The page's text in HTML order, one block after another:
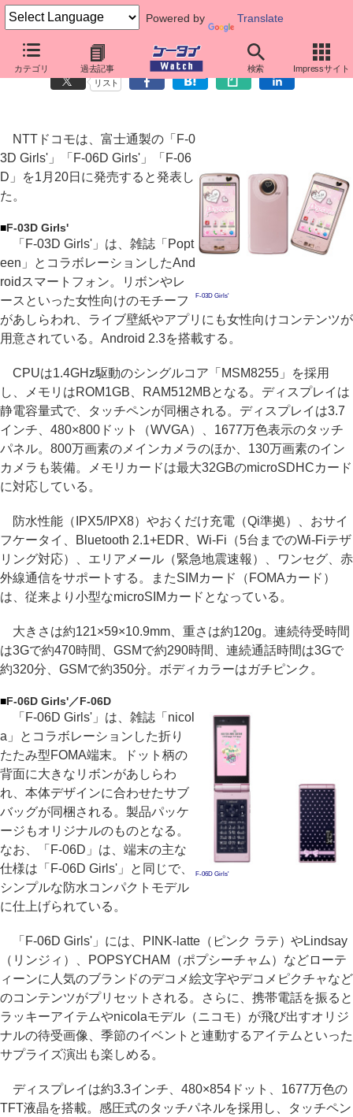
Powered by Translate
カテゴリ 過去記事 検索 Impressサイト
ドコモ、富士通製「F-03D Girls'」「F-06D Girls'」など発売
リスト
F-03D Girls'
NTTドコモは、富士通製の「F-0
3D Girls'」「F-06D Girls'」「F-06
D」を1月20日に発売すると発表し
た。
■F-03D Girls'
「F-03D Girls'」は、雑誌「Popt
een」とコラボレーションしたAnd
roidスマートフォン。リボンやレ
ースといった女性向けのモチーフ
があしらわれ、ライブ壁紙やアプリにも女性向けコンテンツが
用意されている。Android 2.3を搭載する。
CPUは1.4GHz駆動のシングルコア「MSM8255」を採用
し、メモリはROM1GB、RAM512MBとなる。ディスプレイは
静電容量式で、タッチペンが同梱される。ディスプレイは3.7
インチ、480×800ドット（WVGA）、1677万色表示のタッチ
パネル。800万画素のメインカメラのほか、130万画素のイン
カメラも装備。メモリカードは最大32GBのmicroSDHCカード
に対応している。
防水性能（IPX5/IPX8）やおくだけ充電（Qi準拠）、おサイ
フケータイ、Bluetooth 2.1+EDR、Wi-Fi（5台までのWi-Fiテザ
リング対応）、エリアメール（緊急地震速報）、ワンセグ、赤
外線通信をサポートする。またSIMカード（FOMAカード）
は、従来より小型なmicroSIMカードとなっている。
大きさは約121×59×10.9mm、重さは約120g。連続待受時間
は3Gで約470時間、GSMで約290時間、連続通話時間は3Gで
約320分、GSMで約350分。ボディカラーはガチピンク。
■F-06D Girls'／F-06D
F-06D Girls'
「F-06D Girls'」は、雑誌「nicol
a」とコラボレーションした折り
たたみ型FOMA端末。ドット柄の
背面に大きなリボンがあしらわ
れ、本体デザインに合わせたサブ
バッグが同梱される。製品パッケ
ージもオリジナルのものとなる。
なお、「F-06D」は、端末の主な
仕様は「F-06D Girls'」と同じで、
シンプルな防水コンパクトモデル
に仕上げられている。
「F-06D Girls'」には、PINK-latte（ピンク ラテ）やLindsay
（リンジィ）、POPSYCHAM（ポプシーチャム）などローテ
ィーンに人気のブランドのデコメ絵文字やデコメピクチャなど
のコンテンツがプリセットされる。さらに、携帯電話を振ると
ラッキーアイテムやnicolaモデル（ニコモ）が飛び出すオリジ
ナルの待受画像、季節のイベントと連動するアイテムといった
サプライズ演出も楽しめる。
ディスプレイは約3.3インチ、480×854ドット、1677万色の
TFT液晶を搭載。感圧式のタッチパネルを採用し、タッチペン